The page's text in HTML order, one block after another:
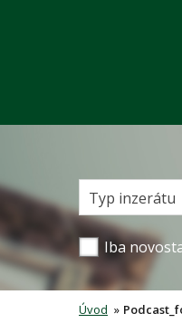
Typ inzerátu
Iba
Úvod »